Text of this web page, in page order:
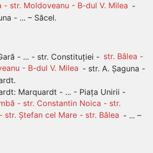
- str. Moldoveanu - B-dul V. Milea -
- ... – Săcel.
- ... - str. Constituției - str. Bâlea -
- B-dul V. Milea - str. A. Șaguna -
Marquardt - ... - Piața Unirii -
- str. Constantin Noica - str.
str. Ștefan cel Mare - str. Bâlea - ... –